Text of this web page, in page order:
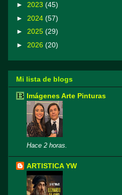
► 2023 (45)
► 2024 (57)
► 2025 (29)
► 2026 (20)
Mi lista de blogs
Imágenes Arte Pinturas
Hace 2 horas.
ARTISTICA YW